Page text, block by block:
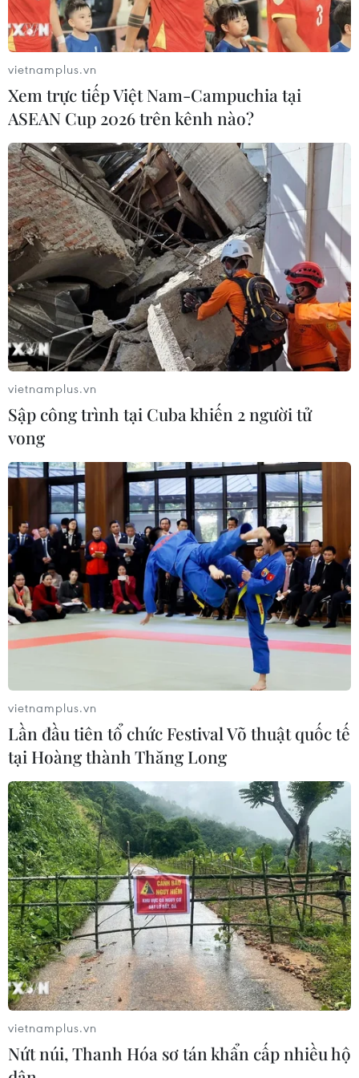
03/08/2026 15:39
ASEAN Cup 2026: Tuyển Việt Nam
bước vào thử thách lớn nhất
03/08/2026 13:04
Xem trực tiếp Indonesia-Việt Nam tại
ASEAN Cup 2026 trên kênh nào?
03/08/2026 09:21
Đội tuyển Việt Nam đặt mục
tiêu 3 điểm, cảnh báo Indonesia
trước giờ G
03/08/2026 07:39
ASEAN Cup 2026: Indonesia tổn thất
lực lượng trước trận quyết đấu tuyển
Việt Nam
03/08/2026 07:21
Làn sóng phản đối lan khắp châu Âu,
FIFA đối diện yêu cầu cải tổ
03/08/2026 05:01
Nhận định Campuchia vs
Angkor"
03/08/2026 03:30
Nam sẵn sàng cho đại chiến ở "chảo
lửa" Pakansari
03/08/2026 03:13
Lịch thi đấu ASEAN Cup 2026 ngày
3/8: Việt Nam quyết đấu Indonesia
03/08/2026 01:40
Xem thêm
vietnamplus.vn
Xem trực tiếp Việt Nam-Campuchia tại
ASEAN Cup 2026 trên kênh nào?
vietnamplus.vn
Sập công trình tại Cuba khiến 2 người tử
vong
vietnamplus.vn
Lần đầu tiên tổ chức Festival Võ thuật quốc tế
tại Hoàng thành Thăng Long
vietnamplus.vn
Nứt núi, Thanh Hóa sơ tán khẩn cấp nhiều hộ